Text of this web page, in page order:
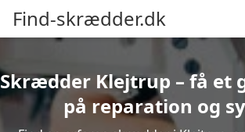
Find-skrædder.dk
Skrædder Klejtrup – få et
på reparation og